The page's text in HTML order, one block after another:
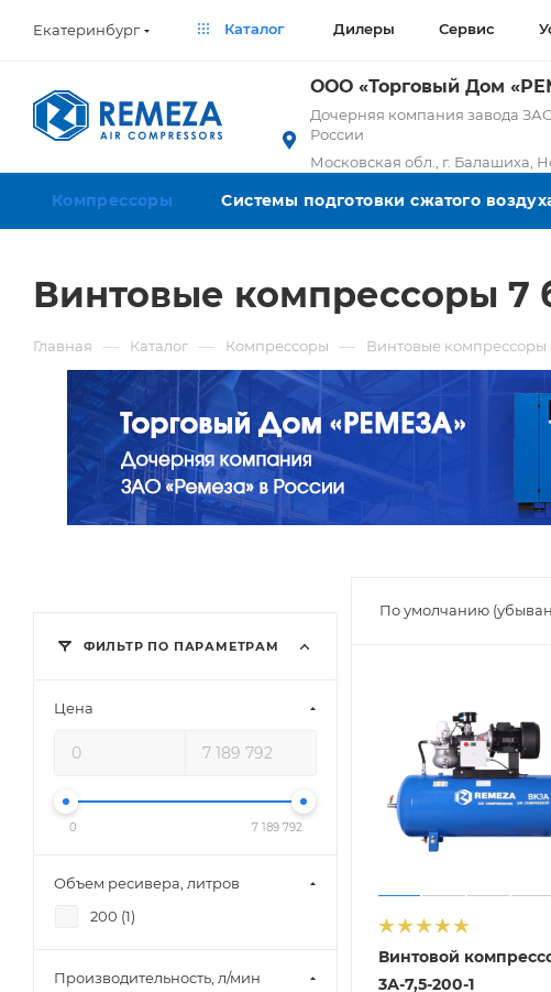
Екатеринбург Каталог Дилеры Сервис
ООО «Торговый Дом
Дочерняя компания завода
России
Московская обл., г. Балашиха,
Компрессоры Системы подготовки сжатого
Винтовые компрессоры 7
Главная — Каталог — Компрессоры — Винтовые компрессоры
По умолчанию
Винтовой
3А-7,5-200-1
ФИЛЬТР ПО ПАРАМЕТРАМ
Цена
0 7 189 792
Объем ресивера, литров
200 (1)
Производительность, л/мин